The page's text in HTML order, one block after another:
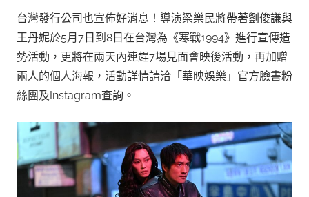
台灣發行公司也宣佈好消息！導演梁樂民將帶著劉俊謙與
王丹妮於5月7日到8日在台灣為《寒戰1994》進行宣傳造
勢活動，更將在兩天內連趕7場見面會映後活動，再加贈
兩人的個人海報，活動詳情請洽「華映娛樂」官方臉書粉
絲團及Instagram查詢。